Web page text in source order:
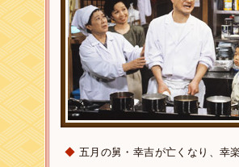
◆ 五月の舅・幸吉が亡くなり、幸